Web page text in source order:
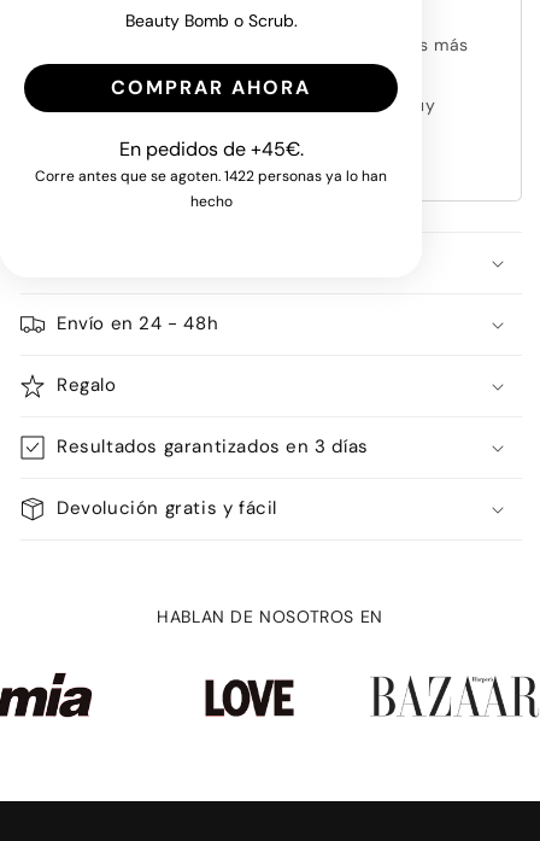
Zelanda, rica en minerales.
Ideal para todo tipo de pieles, desde las más
finas hasta las más fuertes, ya que las
micropartículas de arena volcánica son muy
Apto para cuerpo y rostro.
Envío en 24 - 48h
Regalo
Resultados garantizados en 3 días
Devolución gratis y fácil
HABLAN DE NOSOTROS EN
Beauty Bomb o Scrub.
COMPRAR AHORA
En pedidos de +45€.
Corre antes que se agoten. 1422 personas ya lo han
hecho